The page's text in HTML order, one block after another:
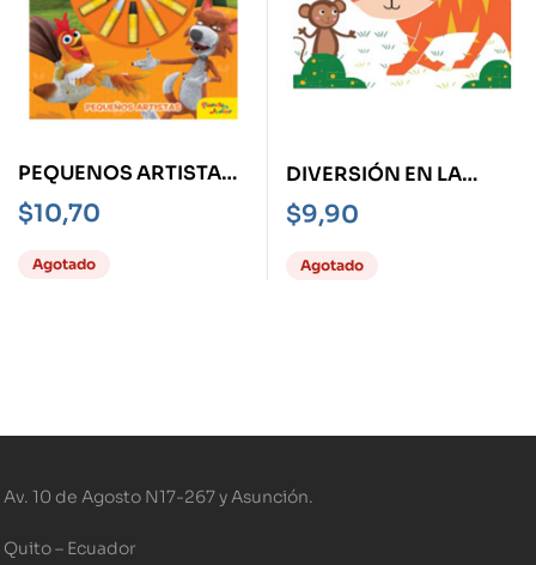
PEQUENOS ARTISTAS -
LA GRANJA DE
ZENÓN-
$10,70
Agotado
DIVERSIÓN EN LA
JUNGLA
$9,90
Agotado
Av. 10 de Agosto N17-267 y Asunción.
Quito – Ecuador